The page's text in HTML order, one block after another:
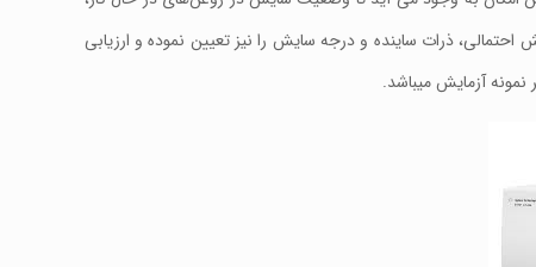
ذرات ساینده و درجه سایش را نیز تعیین نموده و ارزیابی
آزمایش میباشد.